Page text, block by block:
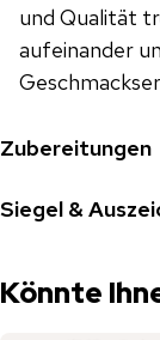
und Qualität
aufeinander
Zubereitungen
Siegel &
Könnte